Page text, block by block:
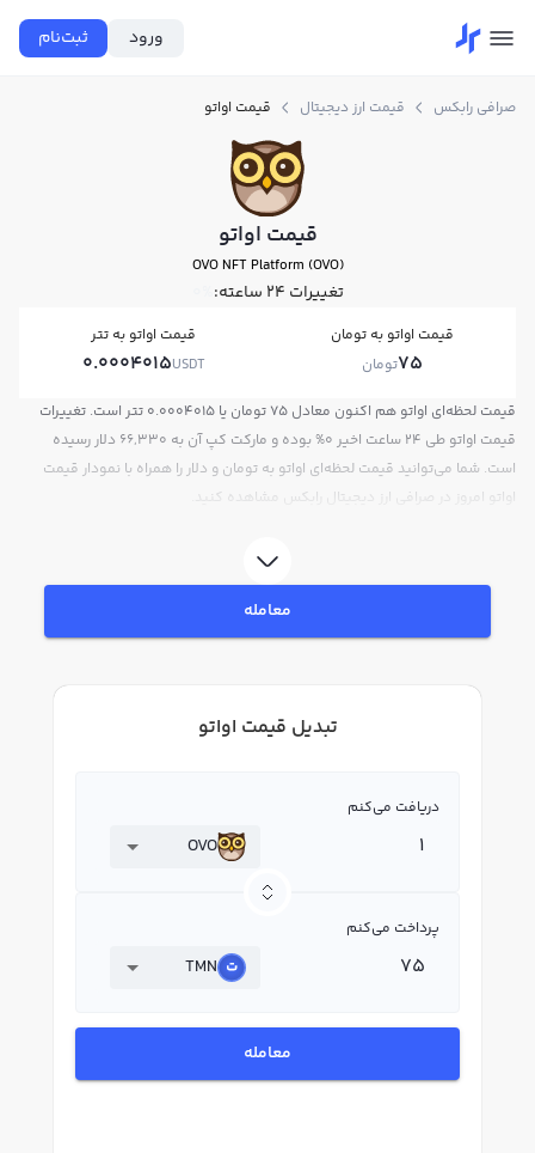
ورود ثبت‌نام
صرافی رابکس قیمت ارز دیجیتال قیمت اواتو
قیمت اواتو
OVO NFT Platform (OVO)
تغییرات ۲۴ ساعته: 0%
قیمت اواتو به تومان
75تومان
قیمت اواتو به تتر
0.0004015USDT
قیمت لحظه‌ای اواتو هم اکنون معادل 75 تومان یا 0.0004015 تتر است. تغییرات
قیمت اواتو طی 24 ساعت اخیر 0% بوده و مارکت کپ آن به 66,330 دلار رسیده
است. شما می‌توانید قیمت لحظه‌ای اواتو به تومان و دلار را همراه با نمودار قیمت
اواتو امروز در صرافی ارز دیجیتال رابکس مشاهده کنید.
معامله
تبدیل قیمت اواتو
دریافت می‌کنم
OVO
پرداخت می‌کنم
TMN
معامله